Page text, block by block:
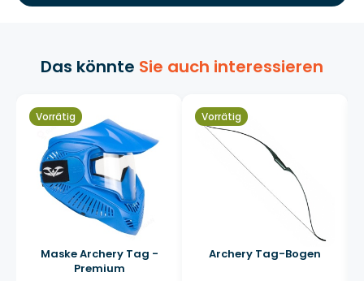
Das könnte Sie auch interessieren
Vorrätig
Maske Archery Tag -
Premium
Vorrätig
Archery Tag-Bogen